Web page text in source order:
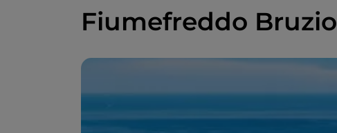
Fiumefreddo Bruzio